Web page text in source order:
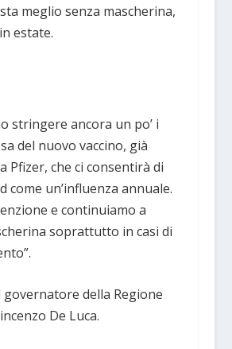
meglio senza mascherina,
estate.
stringere ancora un po’ i
del nuovo vaccino, già
Pfizer, che ci consentirà di
come un’influenza annuale.
e continuiamo a
soprattutto in casi di
governatore della Regione
De Luca.